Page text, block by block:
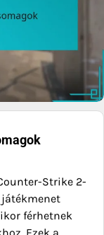
Strike 2-
férhetnek